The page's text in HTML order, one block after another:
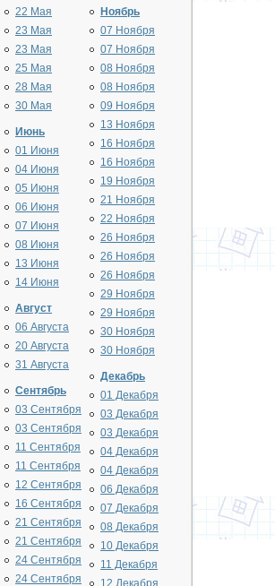
22 Мая
23 Мая
23 Мая
25 Мая
28 Мая
30 Мая
Июнь
01 Июня
04 Июня
05 Июня
06 Июня
07 Июня
08 Июня
13 Июня
14 Июня
Август
06 Августа
20 Августа
31 Августа
Сентябрь
03 Сентября
03 Сентября
11 Сентября
11 Сентября
12 Сентября
16 Сентября
21 Сентября
21 Сентября
24 Сентября
24 Сентября
Ноябрь
07 Ноября
07 Ноября
08 Ноября
08 Ноября
09 Ноября
13 Ноября
16 Ноября
16 Ноября
19 Ноября
21 Ноября
22 Ноября
26 Ноября
26 Ноября
26 Ноября
29 Ноября
29 Ноября
30 Ноября
30 Ноября
Декабрь
01 Декабря
03 Декабря
03 Декабря
04 Декабря
04 Декабря
06 Декабря
07 Декабря
08 Декабря
10 Декабря
11 Декабря
12 Декабря